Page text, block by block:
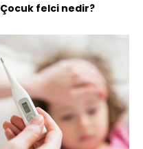
Çocuk felci nedir?